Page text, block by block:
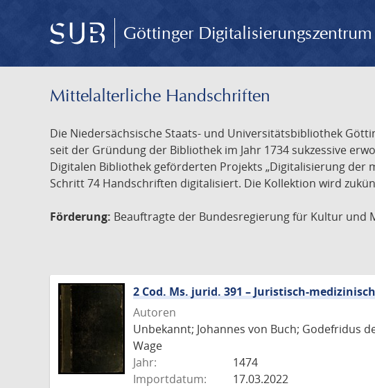
Göttinger Digitalisierungszentrum
Mittelalterliche Handschriften
Die Niedersächsische Staats- und Universitätsbibliothek
seit der Gründung der Bibliothek im Jahr 1734 sukzessive
Digitalen Bibliothek geförderten Projekts „Digitalisierung
Schritt 74 Handschriften digitalisiert. Die Kollektion wird
Förderung: Beauftragte der Bundesregierung für Kultur und
2 Cod. Ms. jurid. 391 – Juristisch-
Autoren
Unbekannt; Johannes von Buch; Godefridus
Wage
Jahr:
1474
Importdatum:
17.03.2022